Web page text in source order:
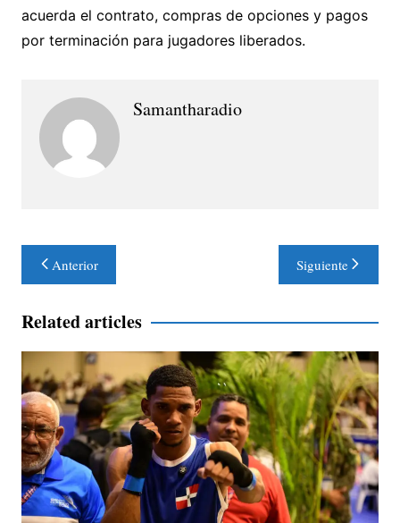
acuerda el contrato, compras de opciones y pagos
por terminación para jugadores liberados.
Samantharadio
Navegación
de
entradas
Anterior Siguiente
Related articles